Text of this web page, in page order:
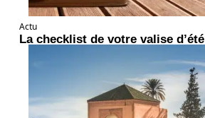
Actu
La checklist de votre valise d’été